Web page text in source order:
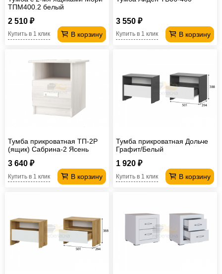
ТПМ400.2 белый
2 510 ₽
В корзину
Купить в 1 клик
3 550 ₽
В корзину
Купить в 1 клик
Тумба прикроватная ТП-2Р
(ящик) Сабрина-2 Ясень
3 640 ₽
В корзину
Купить в 1 клик
Тумба прикроватная Дольче
Графит/Белый
1 920 ₽
В корзину
Купить в 1 клик